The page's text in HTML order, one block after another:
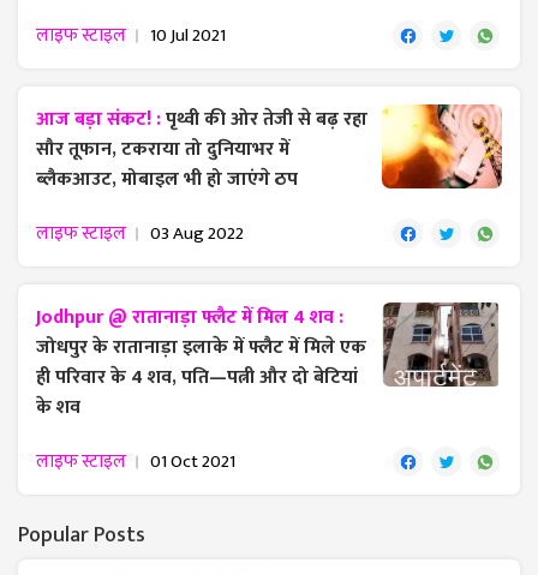
लाइफ स्टाइल 10 Jul 2021
आज बड़ा संकट! :पृथ्वी की ओर तेजी से बढ़ रहा
सौर तूफान, टकराया तो दुनियाभर में
ब्लैकआउट, मोबाइल भी हो जाएंगे ठप
लाइफ स्टाइल 03 Aug 2022
Jodhpur @ रातानाड़ा फ्लैट में मिल 4 शव :
जोधपुर के रातानाड़ा इलाके में फ्लैट में मिले एक
ही परिवार के 4 शव, ​पति—पत्नी और दो बेटियां
के शव
लाइफ स्टाइल 01 Oct 2021
Popular Posts